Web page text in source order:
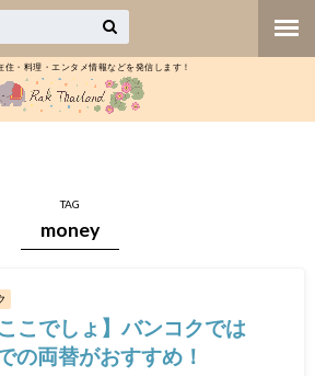
住・料理・エンタメ情報などを発信します！
TAG
money
こでしょ】バンコクでは
の両替がおすすめ！